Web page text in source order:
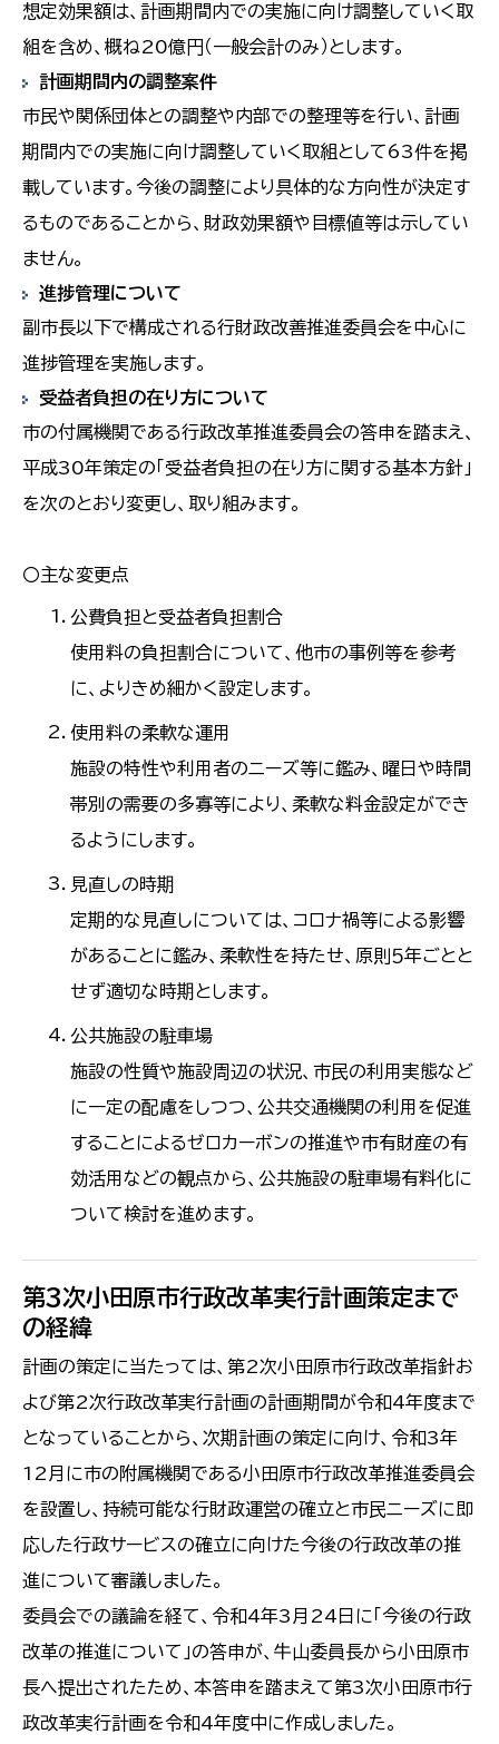
想定効果額は、計画期間内での実施に向け調整していく取
組を含め、概ね20億円（一般会計のみ）とします。
計画期間内の調整案件
市民や関係団体との調整や内部での整理等を行い、計画
期間内での実施に向け調整していく取組として63件を掲
載しています。今後の調整により具体的な方向性が決定す
るものであることから、財政効果額や目標値等は示してい
ません。
進捗管理について
副市長以下で構成される行財政改善推進委員会を中心に
進捗管理を実施します。
受益者負担の在り方について
市の付属機関である行政改革推進委員会の答申を踏まえ、
平成30年策定の「受益者負担の在り方に関する基本方針」
を次のとおり変更し、取り組みます。
〇主な変更点
公費負担と受益者負担割合
使用料の負担割合について、他市の事例等を参考
に、よりきめ細かく設定します。
使用料の柔軟な運用
施設の特性や利用者のニーズ等に鑑み、曜日や時間
帯別の需要の多寡等により、柔軟な料金設定ができ
るようにします。
見直しの時期
定期的な見直しについては、コロナ禍等による影響
があることに鑑み、柔軟性を持たせ、原則５年ごとと
せず適切な時期とします。
公共施設の駐車場
施設の性質や施設周辺の状況、市民の利用実態など
に一定の配慮をしつつ、公共交通機関の利用を促進
することによるゼロカーボンの推進や市有財産の有
効活用などの観点から、公共施設の駐車場有料化に
ついて検討を進めます。
第3次小田原市行政改革実行計画策定まで
の経緯
計画の策定に当たっては、第2次小田原市行政改革指針お
よび第2次行政改革実行計画の計画期間が令和4年度まで
となっていることから、次期計画の策定に向け、令和3年
12月に市の附属機関である小田原市行政改革推進委員会
を設置し、持続可能な行財政運営の確立と市民ニーズに即
応した行政サービスの確立に向けた今後の行政改革の推
進について審議しました。
委員会での議論を経て、令和4年3月24日に「今後の行政
改革の推進について」の答申が、牛山委員長から小田原市
長へ提出されたため、本答申を踏まえて第3次小田原市行
政改革実行計画を令和4年度中に作成しました。